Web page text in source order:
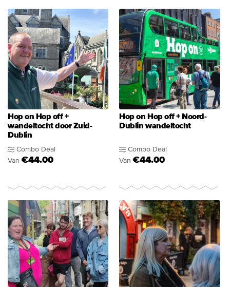
Hop on Hop off +
wandeltocht door Zuid-
Dublin
Combo Deal
Van €44.00
Hop on Hop off + Noord-
Dublin wandeltocht
Combo Deal
Van €44.00